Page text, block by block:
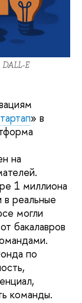
E
» в
на
1 миллиона
в реальные
могли
бакалавров
по
команды.